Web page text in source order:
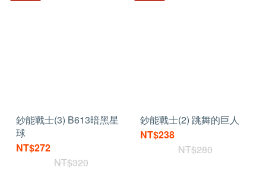
鈔能戰士(3) B613暗黑星
球
NT$272
NT$320
鈔能戰士(2) 跳舞的巨人
NT$238
NT$280